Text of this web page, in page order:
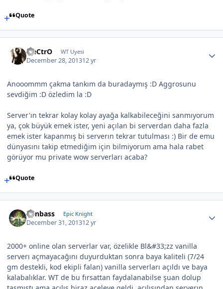
Quote
EleCtrO WT Uyesi
December 28, 201312 yr
Anooommm çakma tankım da buradaymış :D Aggrosunu
sevdiğim :D özledim la :D
Server'ın tekrar kolay kolay ayağa kalkabileceğini sanmıyorum
ya, çok büyük emek ister, yeni açılan bi serverdan daha fazla
emek ister kapanmış bi serverın tekrar tutulması :) Bir de emu
dünyasını takip etmediğim için bilmiyorum ama hala rabet
görüyor mu private wow serverları acaba?
Quote
Canbass Epic Knight
December 31, 201312 yr
2000+ online olan serverlar var, özelikle Bl&#33;zz vanilla
serverı açmayacağını duyurduktan sonra baya kaliteli (7/24
gm destekli, kod ekipli falan) vanilla serverları açıldı ve baya
kalabalıklar. WT de bu fırsattan faydalanabilse şuan dolup